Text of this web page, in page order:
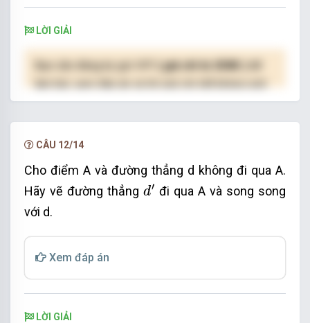
LỜI GIẢI
( giá chỉ từ 250K )
hạn.
CÂU 12/14
Cho điểm A và đường thẳng d không đi qua A.
Hãy vẽ đường thẳng d′
d' đi qua A và song song
với d.
Xem đáp án
LỜI GIẢI